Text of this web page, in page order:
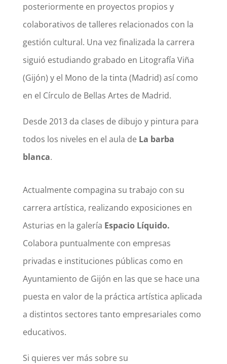
posteriormente en proyectos propios y
colaborativos de talleres relacionados con la
gestión cultural. Una vez finalizada la carrera
siguió estudiando grabado en Litografía Viña
(Gijón) y el Mono de la tinta (Madrid) así como
en el Círculo de Bellas Artes de Madrid.
Desde 2013 da clases de dibujo y pintura para
todos los niveles en el aula de La barba
blanca.
Actualmente compagina su trabajo con su
carrera artística, realizando exposiciones en
Asturias en la galería Espacio Líquido.
Colabora puntualmente con empresas
privadas e instituciones públicas como en
Ayuntamiento de Gijón en las que se hace una
puesta en valor de la práctica artística aplicada
a distintos sectores tanto empresariales como
educativos.
Si quieres ver más sobre su